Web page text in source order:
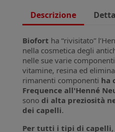
Descrizione
Biofort ha “rivisitato”
nella cosmetica degli
nelle sue varie
vitamine, resina ed
rimanenti componenti ha
Frequence all'Henné
sono di alta preziosità
dei capelli.
Per tutti i tipi di capelli